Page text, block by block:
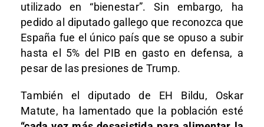
utilizado en “bienestar”. Sin embargo, ha
pedido al diputado gallego que reconozca que
España fue el único país que se opuso a subir
hasta el 5% del PIB en gasto en defensa, a
pesar de las presiones de Trump.
También el diputado de EH Bildu, Oskar
Matute, ha lamentado que la población esté